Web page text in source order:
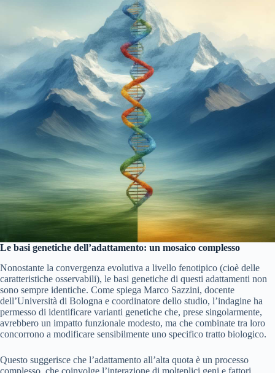
Le basi genetiche dell’adattamento: un mosaico complesso
Nonostante la convergenza evolutiva a livello fenotipico (cioè delle
caratteristiche osservabili), le basi genetiche di questi adattamenti non
sono sempre identiche. Come spiega Marco Sazzini, docente
dell’Università di Bologna e coordinatore dello studio, l’indagine ha
permesso di identificare varianti genetiche che, prese singolarmente,
avrebbero un impatto funzionale modesto, ma che combinate tra loro
concorrono a modificare sensibilmente uno specifico tratto biologico.
Questo suggerisce che l’adattamento all’alta quota è un processo
complesso, che coinvolge l’interazione di molteplici geni e fattori